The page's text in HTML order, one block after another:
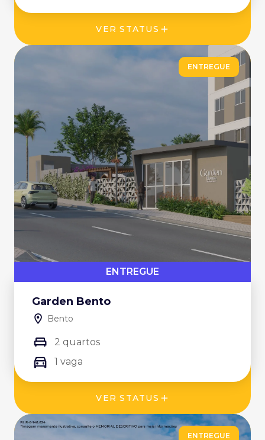
VER STATUS
ENTREGUE
ENTREGUE
Garden Bento
Bento
2 quartos
1 vaga
VER STATUS
ENTREGUE